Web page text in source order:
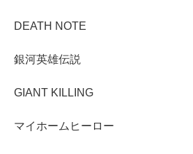
DEATH NOTE
銀河英雄伝説
GIANT KILLING
マイホームヒーロー